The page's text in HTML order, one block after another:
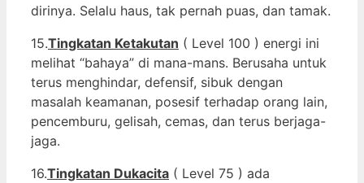
dirinya. Selalu haus, tak pernah puas, dan tamak.
15.Tingkatan Ketakutan ( Level 100 ) energi ini
melihat “bahaya” di mana-mans. Berusaha untuk
terus menghindar, defensif, sibuk dengan
masalah keamanan, posesif terhadap orang lain,
pencemburu, gelisah, cemas, dan terus berjaga-
jaga.
16.Tingkatan Dukacita ( Level 75 ) ada